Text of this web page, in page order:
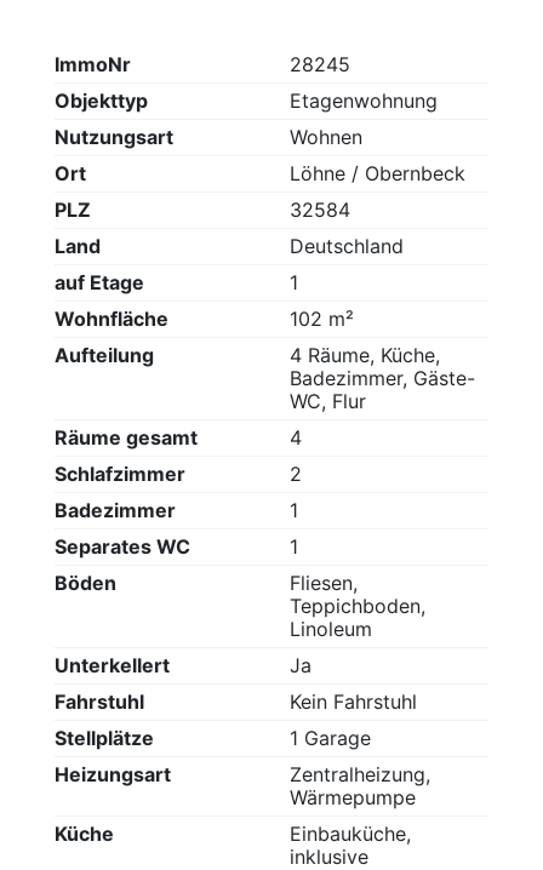
ImmoNr
28245
Objekttyp
Etagenwohnung
Nutzungsart
Wohnen
Ort
Löhne / Obernbeck
PLZ
32584
Land
Deutschland
auf Etage
1
Wohnfläche
102 m²
Aufteilung
4 Räume, Küche,
Badezimmer, Gäste-
WC, Flur
Räume gesamt
4
Schlafzimmer
2
Badezimmer
1
Separates WC
1
Böden
Fliesen,
Teppichboden,
Linoleum
Unterkellert
Ja
Fahrstuhl
Kein Fahrstuhl
Stellplätze
1 Garage
Heizungsart
Zentralheizung,
Wärmepumpe
Küche
Einbauküche,
inklusive